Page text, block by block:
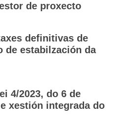
de proxecto
definitivas de
de estabilzación da
4/2023, do 6 de
xestión integrada do